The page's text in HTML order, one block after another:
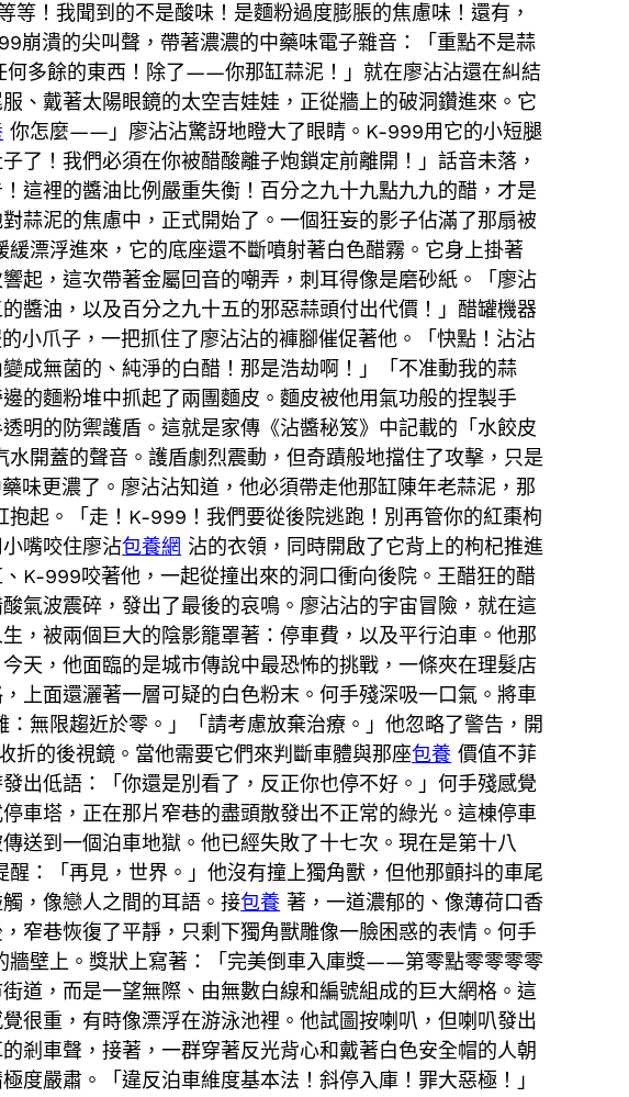
等！我聞到的不是酸味！是麵粉過度膨脹的焦慮味！還有，
崩潰的尖叫聲，帶著濃濃的中藥味電子雜音：「重點不是蒜
多餘的東西！除了——你那缸蒜泥！」就在廖沾沾還在糾結
、戴著太陽眼鏡的太空吉娃娃，正從牆上的破洞鑽進來。它
你怎麼——」廖沾沾驚訝地瞪大了眼睛。K-999用它的小短腿
了！我們必須在你被醋酸離子炮鎖定前離開！」話音未落，
這裡的醬油比例嚴重失衡！百分之九十九點九九的醋，才是
蒜泥的焦慮中，正式開始了。一個狂妄的影子佔滿了那扇被
漂浮進來，它的底座還不斷噴射著白色醋霧。它身上掛著
起，這次帶著金屬回音的嘲弄，刺耳得像是磨砂紙。「廖沾
醬油，以及百分之九十五的邪惡蒜頭付出代價！」醋罐機器
小爪子，一把抓住了廖沾沾的褲腳催促著他。「快點！沾沾
成無菌的、純淨的白醋！那是浩劫啊！」「不准動我的蒜
的麵粉堆中抓起了兩團麵皮。麵皮被他用氣功般的捏製手
明的防禦護盾。這就是家傳《沾醬秘笈》中記載的「水餃皮
開蓋的聲音。護盾劇烈震動，但奇蹟般地擋住了攻擊，只是
味更濃了。廖沾沾知道，他必須帶走他那缸陳年老蒜泥，那
起。「走！K-999！我們要從後院逃跑！別再管你的紅棗枸
嘴咬住廖沾包養網 沾的衣領，同時開啟了它背上的枸杞推進
K-999咬著他，一起從撞出來的洞口衝向後院。王醋狂的醋
氣波震碎，發出了最後的哀鳴。廖沾沾的宇宙冒險，就在這
，被兩個巨大的陰影籠罩著：停車費，以及平行泊車。他那
天，他面臨的是城市傳說中最恐怖的挑戰，一條夾在理髮店
上面還灑著一層可疑的白色粉末。何手殘深吸一口氣。將車
無限趨近於零。」「請考慮放棄治療。」他忽略了警告，開
折的後視鏡。當他需要它們來判斷車體與那座包養 價值不菲
出低語：「你還是別看了，反正你也停不好。」何手殘感覺
車塔，正在那片窄巷的盡頭散發出不正常的綠光。這棟停車
送到一個泊車地獄。他已經失敗了十七次。現在是第十八
：「再見，世界。」他沒有撞上獨角獸，但他那顫抖的車尾
，像戀人之間的耳語。接包養 著，一道濃郁的、像薄荷口香
窄巷恢復了平靜，只剩下獨角獸雕像一臉困惑的表情。何手
牆壁上。獎狀上寫著：「完美倒車入庫獎——第零點零零零零
道，而是一望無際、由無數白線和編號組成的巨大網格。這
很重，有時像漂浮在游泳池裡。他試圖按喇叭，但喇叭發出
剎車聲，接著，一群穿著反光背心和戴著白色安全帽的人朝
嚴肅。「違反泊車維度基本法！斜停入庫！罪大惡極！」